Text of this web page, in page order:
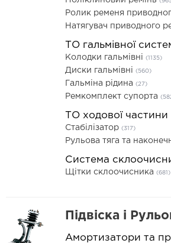
Ролик ременя
Натягувач приводного
ТО гальмівної
Колодки гальмівні (1135)
Диски гальмівні (560)
Гальміна рідина (27)
Ремкомплект супорта
ТО ходової частини
Стабілізатор (317)
Рульова тяга та
Система
Щітки склоочисника (681)
Підвіска і
Амортизатори та